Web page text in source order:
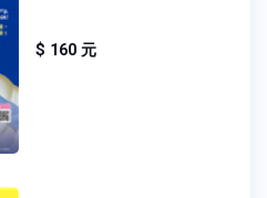
$ 160 元